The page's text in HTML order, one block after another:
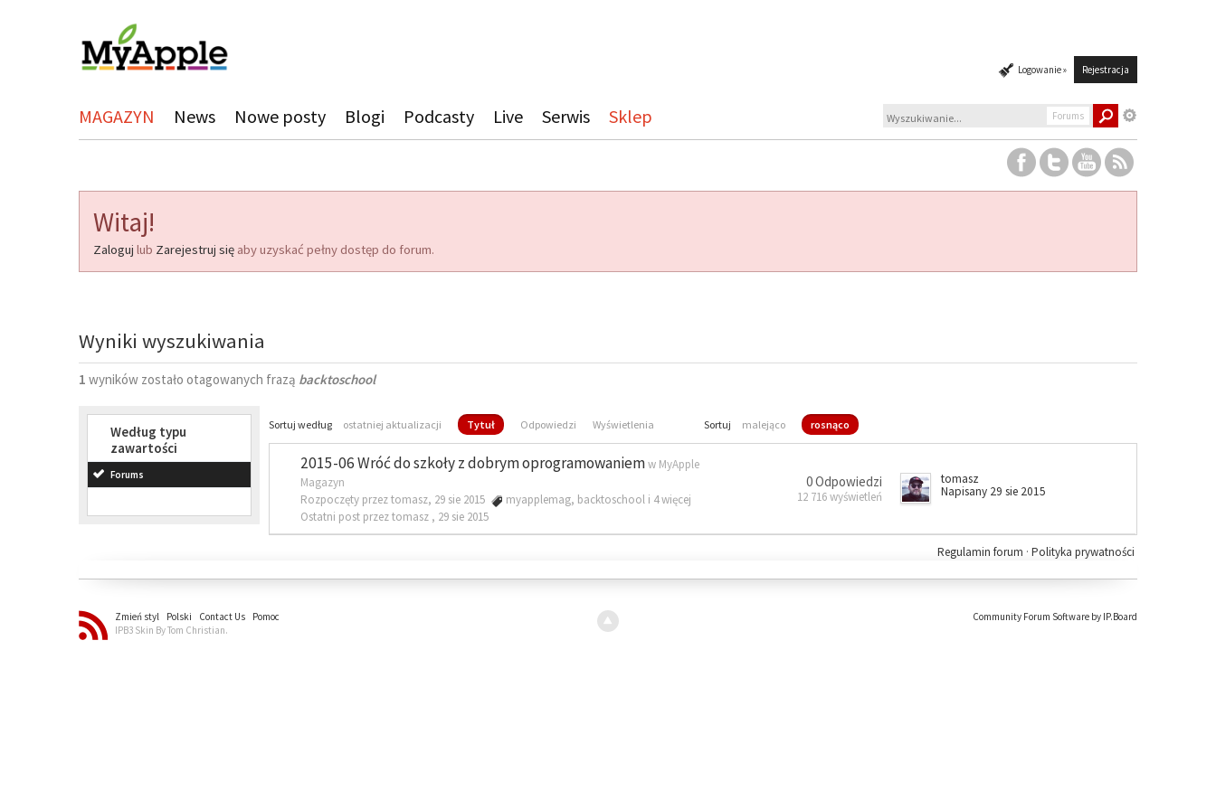
Logowanie » Rejestracja
MAGAZYN News Nowe posty Blogi Podcasty Live Serwis Sklep Forums
Witaj!
Zaloguj lub Zarejestruj się aby uzyskać pełny dostęp do forum.
Wyniki wyszukiwania
1 wyników zostało otagowanych frazą backtoschool
Według typu
zawartości
Forums
Sortuj według ostatniej aktualizacji Tytuł Odpowiedzi Wyświetlenia Sortuj malejąco rosnąco
2015-06 Wróć do szkoły z dobrym oprogramowaniemw MyApple
Magazyn
Rozpoczęty przez tomasz, 29 sie 2015
myapplemag, backtoschool i 4 więcej
Ostatni post przez tomasz , 29 sie 2015
0 Odpowiedzi
12 716 wyświetleń
tomasz
Napisany 29 sie 2015
Polityka prywatności
Regulamin forum ·
Zmień styl Polski Contact Us
Pomoc
IPB3 Skin By Tom Christian.
Community Forum Software by IP.Board